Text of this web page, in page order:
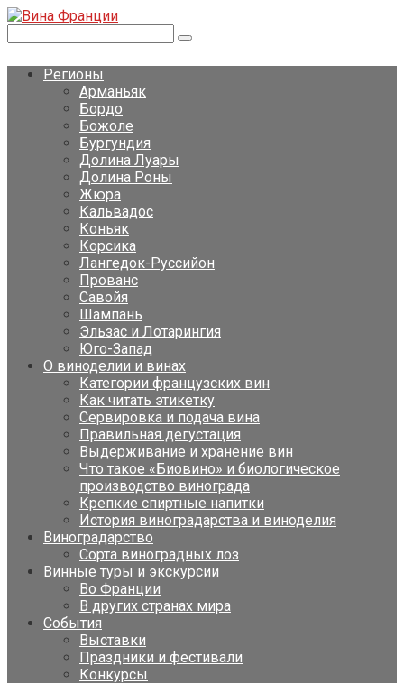
Перейти
контенту
Регионы
Арманьяк
Бордо
Божоле
Бургундия
Долина Луары
Долина Роны
Жюра
Кальвадос
Коньяк
Корсика
Лангедок-Руссийон
Прованс
Савойя
Шампань
Эльзас и Лотарингия
Юго-Запад
О виноделии и винах
Категории французских вин
Как читать этикетку
Сервировка и подача вина
Правильная дегустация
Выдерживание и хранение вин
Что такое «Биовино» и биологическое
производство винограда
Крепкие спиртные напитки
История виноградарства и виноделия
Виноградарство
Сорта виноградных лоз
Винные туры и экскурсии
Во Франции
В других странах мира
События
Выставки
Праздники и фестивали
Конкурсы